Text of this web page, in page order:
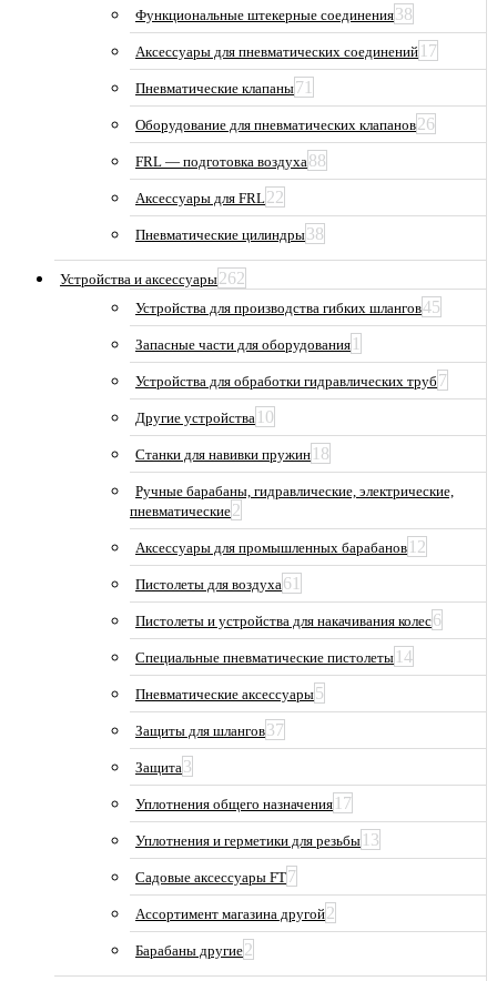
Функциональные штекерные соединения38
Аксессуары для пневматических соединений 17
Пневматические клапаны71
Оборудование для пневматических клапанов26
FRL — подготовка воздуха88
Аксессуары для FRL22
Пневматические цилиндры38
Устройства и аксессуары262
Устройства для производства гибких шлангов45
Запасные части для оборудования 1
Устройства для обработки гидравлических труб 7
Другие устройства 10
Станки для навивки пружин 18
Ручные барабаны, гидравлические, электрические,
пневматические2
Аксессуары для промышленных барабанов 12
Пистолеты для воздуха61
Пистолеты и устройства для накачивания колес6
Специальные пневматические пистолеты 14
Пневматические аксессуары5
Защиты для шлангов37
Защита3
Уплотнения общего назначения 17
Уплотнения и герметики для резьбы 13
Садовые аксессуары FT7
Ассортимент магазина другой2
Барабаны другие2